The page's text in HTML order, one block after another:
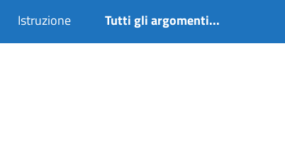
Istruzione Tutti gli argomenti...